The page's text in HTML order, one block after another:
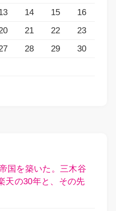
14 15
16
21 22
23
28 29
30
国を築いた。三木谷
天の30年と、その先